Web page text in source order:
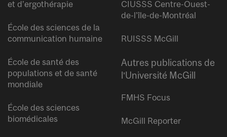
et d’ergothérapie
École des sciences de la
communication humaine
École de santé des
populations et de santé
mondiale
École des sciences
biomédicales
CIUSSS Centre-Ouest-
de-l’île-de-Montréal
RUISSS McGill
Autres publications de
l’Université McGill
FMHS Focus
McGill Reporter